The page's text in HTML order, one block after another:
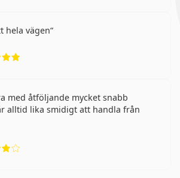
hela vägen
med åtföljande mycket snabb
alltid lika smidigt att handla från